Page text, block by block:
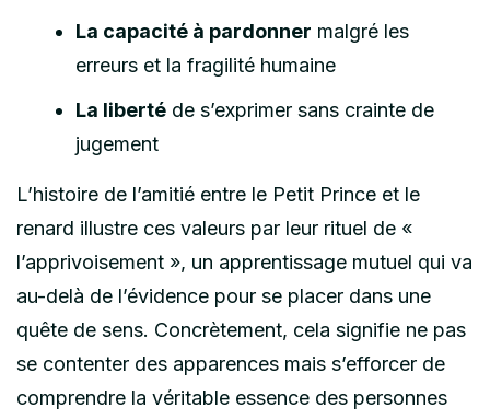
La capacité à pardonner malgré les
erreurs et la fragilité humaine
La liberté de s’exprimer sans crainte de
jugement
L’histoire de l’amitié entre le Petit Prince et le
renard illustre ces valeurs par leur rituel de «
l’apprivoisement », un apprentissage mutuel qui va
au-delà de l’évidence pour se placer dans une
quête de sens. Concrètement, cela signifie ne pas
se contenter des apparences mais s’efforcer de
comprendre la véritable essence des personnes